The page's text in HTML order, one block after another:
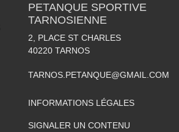
PETANQUE SPORTIVE
TARNOSIENNE
2, PLACE ST CHARLES
40220 TARNOS
TARNOS.PETANQUE@GMAIL.COM
INFORMATIONS LÉGALES
SIGNALER UN CONTENU